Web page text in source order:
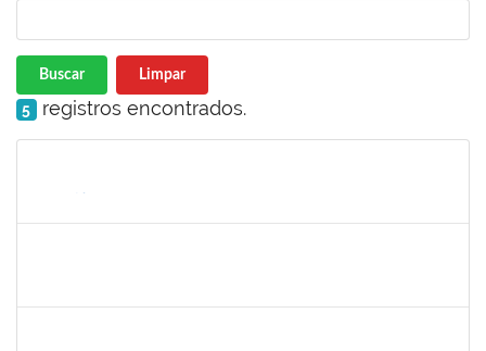
Buscar Limpar
5 registros encontrados.
Processo